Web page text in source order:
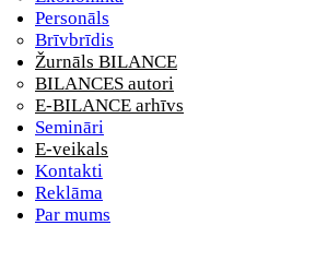
Personāls
Brīvbrīdis
Žurnāls BILANCE
BILANCES autori
E-BILANCE arhīvs
Semināri
E-veikals
Kontakti
Reklāma
Par mums